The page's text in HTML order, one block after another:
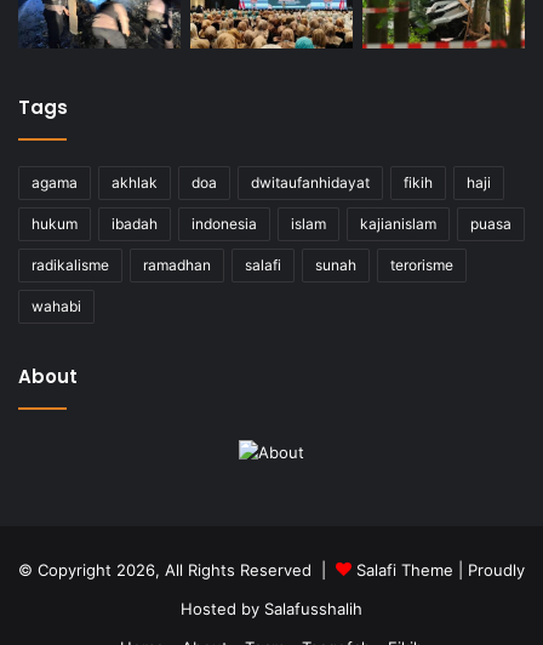
Tags
agama akhlak doa dwitaufanhidayat fikih haji
hukum ibadah indonesia islam kajianislam puasa
radikalisme ramadhan salafi sunah terorisme
wahabi
About
© Copyright 2026, All Rights Reserved | Salafi Theme | Proudly
Hosted by Salafusshalih